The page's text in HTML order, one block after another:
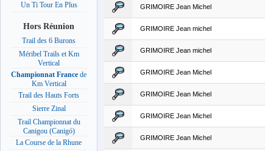
Un Ti Tour En Plus
Hors Réunion
Trail des 6 Burons
Méribel Trails et Km
Vertical
Championnat France de
Km Vertical
Trail des Hauts Forts
Sierre Zinal
Trail Championnat du
Canigou (Canigó)
La Course de la Rhune
GRIMOIRE Jean Michel
GRIMOIRE Jean michel
GRIMOIRE Jean michel
GRIMOIRE Jean Michel
GRIMOIRE Jean Michel
GRIMOIRE Jean Michel
GRIMOIRE Jean Michel